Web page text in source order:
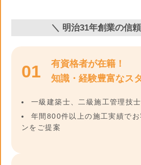
＼ 明治31年創業の信
01
有資格者が在籍！
知識・経験豊富なス
一級建築士、二級施工管理技
年間800件以上の施工実績で
ンをご提案